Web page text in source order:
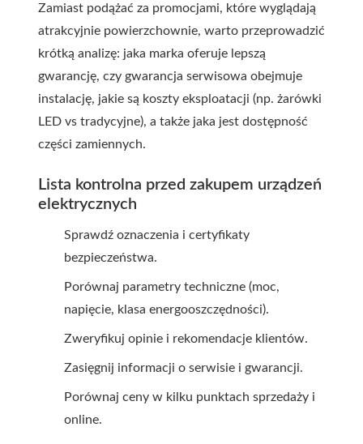
Zamiast podążać za promocjami, które wyglądają
atrakcyjnie powierzchownie, warto przeprowadzić
krótką analizę: jaka marka oferuje lepszą
gwarancję, czy gwarancja serwisowa obejmuje
instalację, jakie są koszty eksploatacji (np. żarówki
LED vs tradycyjne), a także jaka jest dostępność
części zamiennych.
Lista kontrolna przed zakupem urządzeń
elektrycznych
Sprawdź oznaczenia i certyfikaty
bezpieczeństwa.
Porównaj parametry techniczne (moc,
napięcie, klasa energooszczędności).
Zweryfikuj opinie i rekomendacje klientów.
Zasięgnij informacji o serwisie i gwarancji.
Porównaj ceny w kilku punktach sprzedaży i
online.